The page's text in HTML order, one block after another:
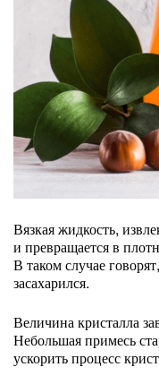
Вязкая жидкость,
и превращается в
В таком случае
засахарился.
Величина кристалла
Небольшая примесь
ускорить процесс